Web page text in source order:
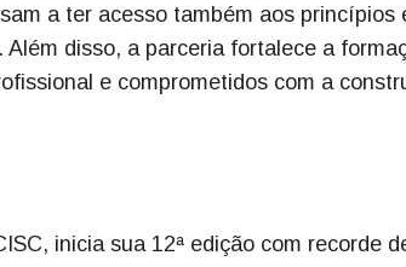
a ter acesso também aos princípios
disso, a parceria fortalece a
e comprometidos com a
inicia sua 12ª edição com recorde